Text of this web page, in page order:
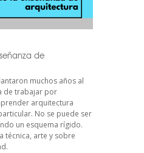
de
muchos años al
de trabajar por
arquitectura
No se puede ser
un esquema rígido.
técnica, arte y sobre